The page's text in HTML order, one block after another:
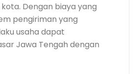
Dengan biaya yang
pengiriman yang
usaha dapat
Jawa Tengah dengan